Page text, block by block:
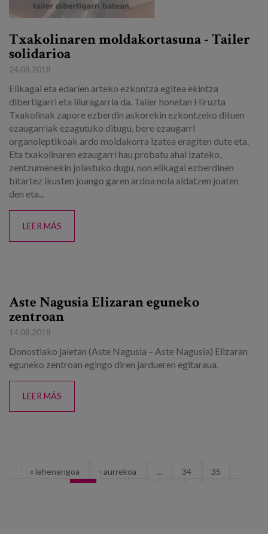
Txakolinaren moldakortasuna - Tailer
solidarioa
24.08.2018
Elikagai eta edarien arteko ezkontza egitea ekintza
dibertigarri eta liluragarria da. Tailer honetan Hiruzta
Txakolinak zapore ezberdin askorekin ezkontzeko dituen
ezaugarriak ezagutuko ditugu, bere ezaugarri
organoleptikoak ardo moldakorra izatea eragiten dute eta.
Eta txakolinaren ezaugarri hau probatu ahal izateko,
zentzumenekin jolastuko dugu, non elikagai ezberdinen
bitartez ikusten joango garen ardoa nola aldatzen joaten
den eta...
LEER MÁS
Aste Nagusia Elizaran eguneko
zentroan
14.08.2018
Donostiako jaietan (Aste Nagusia – Aste Nagusia) Elizaran
eguneko zentroan egingo diren jardueren egitaraua.
LEER MÁS
Orriak
« lehenengoa ‹ aurrekoa … 34
35